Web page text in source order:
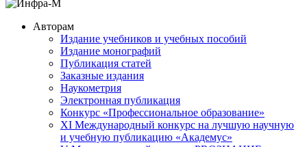
Авторам
Издание учебников и учебных пособий
Издание монографий
Публикация статей
Заказные издания
Наукометрия
Электронная публикация
Конкурс «Профессиональное образование»
XI Международный конкурс на лучшую научную
и учебную публикацию «Академус»